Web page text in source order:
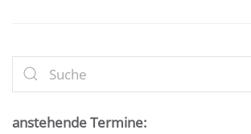
anstehende Termine: